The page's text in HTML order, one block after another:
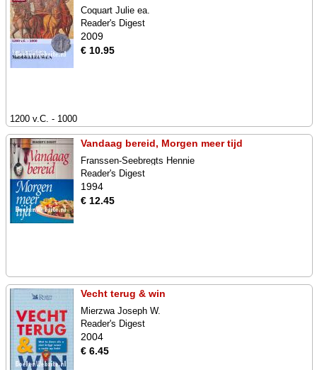
Coquart Julie ea.
Reader's Digest
2009
€ 10.95
1200 v.C. - 1000
Vandaag bereid, Morgen meer tijd
Franssen-Seebregts Hennie
Reader's Digest
1994
€ 12.45
Vecht terug & win
Mierzwa Joseph W.
Reader's Digest
2004
€ 6.45